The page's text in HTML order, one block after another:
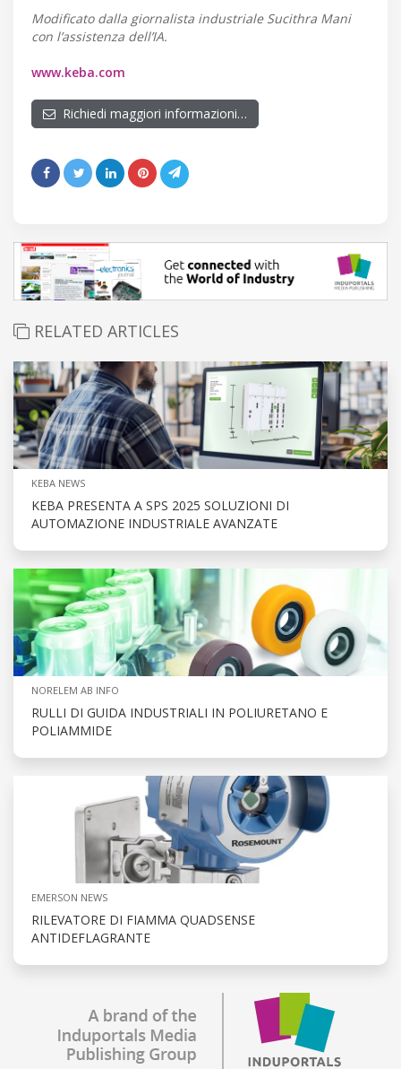
Modificato dalla giornalista industriale Sucithra Mani
con l’assistenza dell’IA.
www.keba.com
Richiedi maggiori informazioni…
RELATED ARTICLES
KEBA NEWS
KEBA PRESENTA A SPS 2025 SOLUZIONI DI
AUTOMAZIONE INDUSTRIALE AVANZATE
NORELEM AB INFO
RULLI DI GUIDA INDUSTRIALI IN POLIURETANO E
POLIAMMIDE
EMERSON NEWS
RILEVATORE DI FIAMMA QUADSENSE
ANTIDEFLAGRANTE